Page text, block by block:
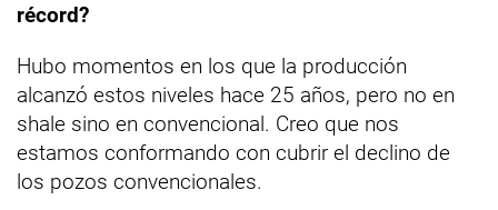
récord?
Hubo momentos en los que la producción
alcanzó estos niveles hace 25 años, pero no en
shale sino en convencional. Creo que nos
estamos conformando con cubrir el declino de
los pozos convencionales.